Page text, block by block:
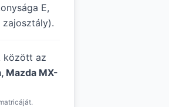
E,
zajosztály).
között az
Mazda MX-